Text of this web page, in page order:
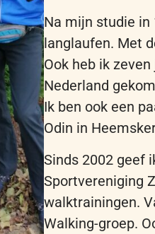
Na mijn studie in
langlaufen. Met
Ook heb ik zeven
Nederland
Ikben ook een
Odin in
Sinds 2002 geef
Sportvereniging
walktrainingen.
Walking-groep.